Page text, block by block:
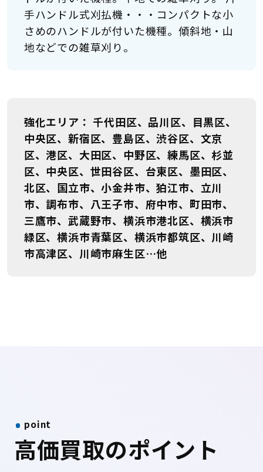
手ハンドル式刈払機・・・コンパクトな小
さめのハンドルが付いた機種。傾斜地・山
地などでの雑草刈り。
強化エリア
千代田区、品川区、目黒区、
中央区、新宿区、豊島区、渋谷区、文京
区、港区、大田区、中野区、練馬区、杉並
区、中央区、世田谷区、台東区、墨田区、
北区、国立市、小金井市、狛江市、立川
市、調布市、八王子市、府中市、町田市、
三鷹市、武蔵野市、横浜市港北区、横浜市
緑区、横浜市青葉区、横浜市都筑区、川崎
市高津区、川崎市麻生区…他
point
高価買取のポイント